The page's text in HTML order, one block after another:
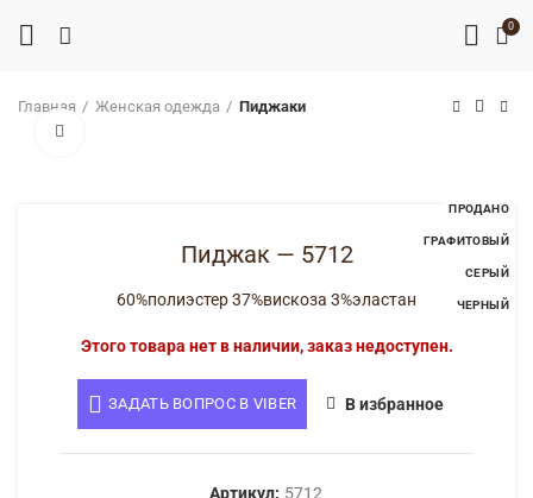
0
Главная Женская одежда Пиджаки
ПРОДАНО
ГРАФИТОВЫЙ
СЕРЫЙ
ЧЕРНЫЙ
Пиджак — 5712
60%полиэстер 37%вискоза 3%эластан
Этого товара нет в наличии, заказ недоступен.
ЗАДАТЬ ВОПРОС В VIBER В избранное
Артикул: 5712